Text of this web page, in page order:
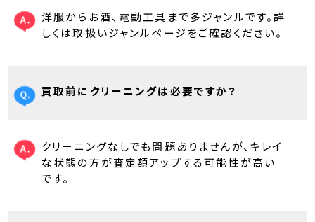
洋服からお酒、電動工具まで多ジャンルです。詳
しくは取扱いジャンルページをご確認ください。
買取前にクリーニングは必要ですか？
クリーニングなしでも問題ありませんが、キレイ
な状態の方が査定額アップする可能性が高い
です。